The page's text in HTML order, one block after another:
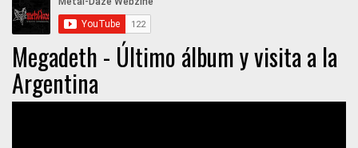
Megadeth - Último álbum y visita a la
Argentina